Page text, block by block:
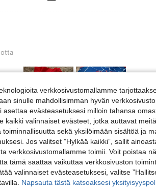
Hyödyllinen (4)
verkkosivustomallamme
sinulle mahdollisimman hyvän
asettaa evästeasetuksesi milloin tahansa
kaikki valinnaiset evästeet, jotka auttavat
sekä yksilöimään sisältöä ja
Jos valitset ”Hylkää kaikki”, sallit
verkkosivustomallamme toimii. Voit poistaa
tämä saattaa vaikuttaa verkkosivuston
valinnaiset evästeasetuksesi, valitse
Napsauta tästä katsoaksesi